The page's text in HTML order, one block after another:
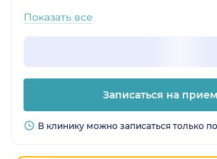
Показать все
Записаться на прием
В клинику можно записаться только